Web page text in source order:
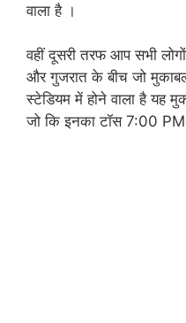
वाला है ।
वहीं दूसरी तरफ आप सभी
और गुजरात के बीच जो
स्टेडियम में होने वाला है यह
जो कि इनका टॉस 7:00 PM